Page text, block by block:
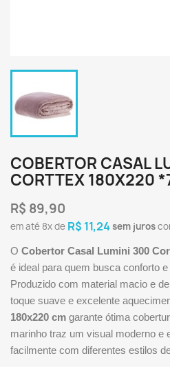
COBERTOR CASAL
CORTTEX 180X220
R$ 89,90
em até 8xde R$ 11,24sem juros
O Cobertor Casal Lumini 300
é ideal para quem busca conforto
Produzido com material macio e
toque suave e excelente
180x220 cm garante ótima
marinho traz um visual moderno e
facilmente com diferentes estilos